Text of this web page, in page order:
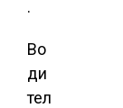
.
Во
ди
тел